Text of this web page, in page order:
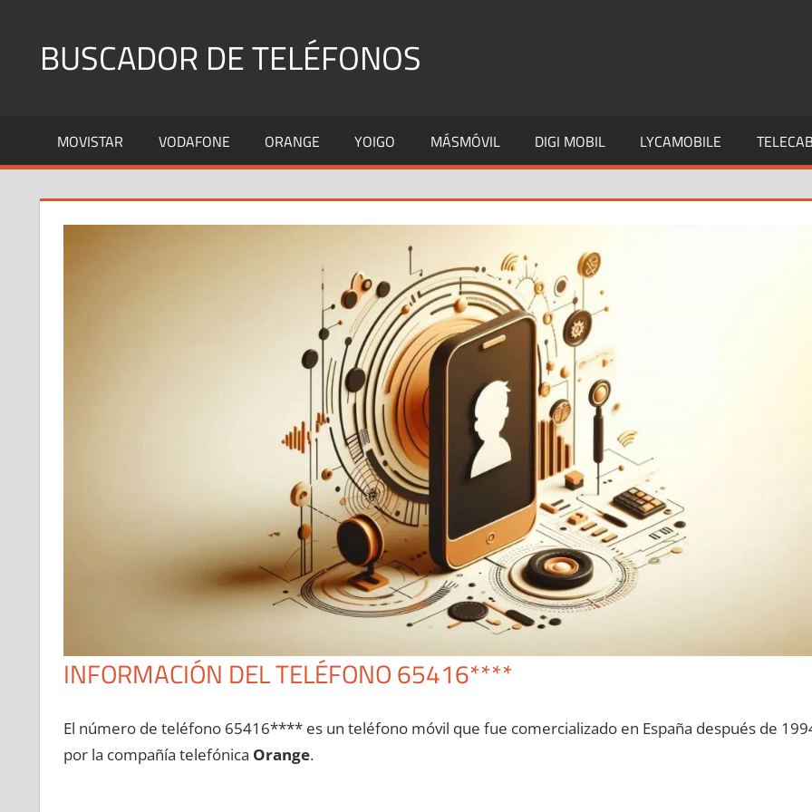
contenidoBUSCADOR DE TELÉFONOS
Fijos
y
MOVISTAR VODAFONE ORANGE YOIGO MÁSMÓVIL DIGI MOBIL LYCAMOBILE
INFORMACIÓN DEL TELÉFONO 65416****
El número dе teléfono 65416**** es un teléfono móvil quе fue comercializado en España después dе
pοr la compañía telefónica Orange.